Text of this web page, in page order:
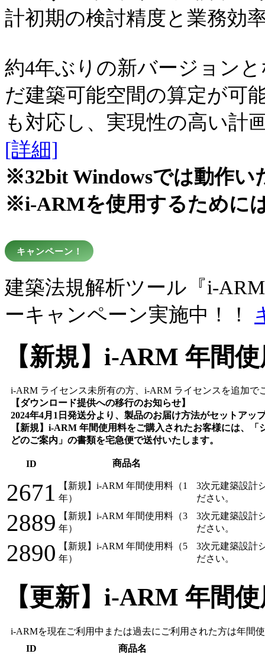
計初期の検討精度と業務効
約4年ぶりの新バージョン
だ建築可能空間の算定が可
も対応し、実現性の高い計
[詳細]
※32bit Windowsでは動作
※i-ARMを使用するために
建築法規解析ツール『i-
ーキャンペーン実施中！！
【新規】i-ARM 年間
i-ARM ライセンス未所有の方、i-ARM ライセンスを追加で
【ダウンロード提供への移行のお知らせ】
2024年4月1日発送分より、製品のお届け方法がセットア
【新規】i-ARM 年間使用料をご購入されたお客様には、
どのご案内」の書類を宅急便で送付いたします。
ID 商品名
2671
【新規】i-ARM 年間使用料（1
年）
3次元建築設計
ださい。
2889
【新規】i-ARM 年間使用料（3
年）
3次元建築設計
ださい。
2890
【新規】i-ARM 年間使用料（5
年）
3次元建築設計
ださい。
【更新】i-ARM 年間
i-ARMを現在ご利用中または過去にご利用された方は年間
ID
商品名